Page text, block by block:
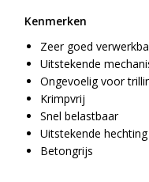
Kenmerken
Zeer goed
Uitstekende
Ongevoelig voor
Krimpvrij
Snel belastbaar
Uitstekende hechting
Betongrijs